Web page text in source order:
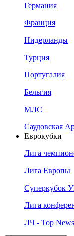
Германия
Франция
Нидерланды
Турция
Португалия
Бельгия
МЛС
Саудовская
Еврокубки
Лига
Лига Европы
Суперкубок
Лига
ЛЧ - Top News